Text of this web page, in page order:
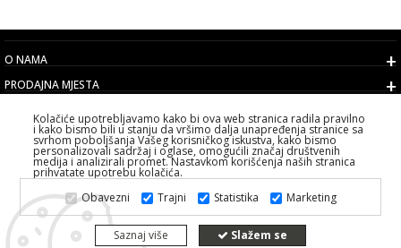
O NAMA
PRODAJNA MJESTA
KORISNIČKI SERVIS
IZABERITE DRŽAVU
2026 PS FASHION DESIGN DOO
SVA PRAVA ZADRŽANA ALL RIGHTS RESERVED
Kolačiće upotrebljavamo kako bi ova web stranica radila pravilno
i kako bismo bili u stanju da vršimo dalja unapređenja stranice sa
svrhom poboljšanja Vašeg korisničkog iskustva, kako bismo
personalizovali sadržaj i oglase, omogućili značaj društvenih
medija i analizirali promet. Nastavkom korišćenja naših stranica
prihvatate upotrebu kolačića.
Obavezni
Trajni Statistika Marketing
Saznaj više Slažem se